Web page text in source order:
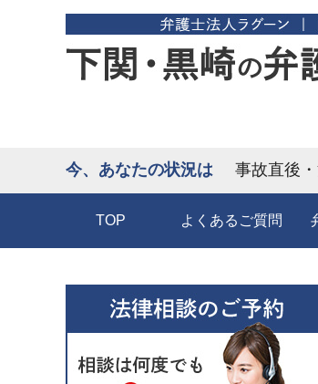
今、あなたの状況は 事故直後
TOP よくあるご質問